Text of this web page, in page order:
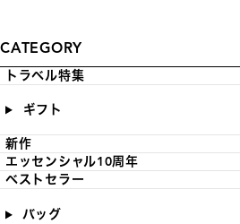
CATEGORY
トラベル特集
ギフト
新作
エッセンシャル10周年
ベストセラー
バッグ